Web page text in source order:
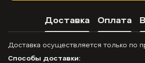
Доставка Оплата
Доставка осуществляется только по
Способы доставки: